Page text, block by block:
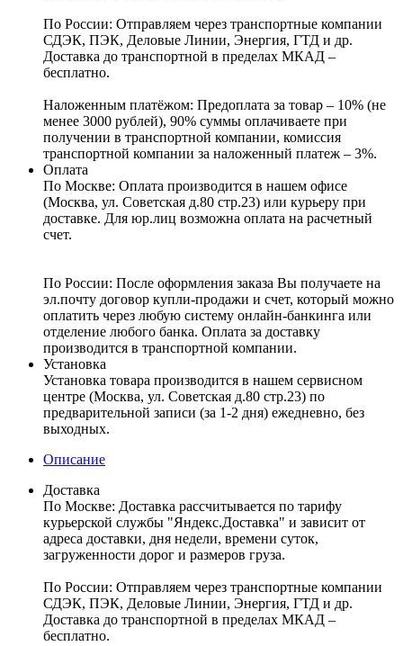
По России: Отправляем через транспортные компании
СДЭК, ПЭК, Деловые Линии, Энергия, ГТД и др.
Доставка до транспортной в пределах МКАД –
бесплатно.
Наложенным платёжом: Предоплата за товар – 10% (не
менее 3000 рублей), 90% суммы оплачиваете при
получении в транспортной компании, комиссия
транспортной компании за наложенный платеж – 3%.
Оплата
По Москве: Оплата производится в нашем офисе
(Москва, ул. Советская д.80 стр.23) или курьеру при
доставке. Для юр.лиц возможна оплата на расчетный
счет.
По России: После оформления заказа Вы получаете на
эл.почту договор купли-продажи и счет, который можно
оплатить через любую систему онлайн-банкинга или
отделение любого банка. Оплата за доставку
производится в транспортной компании.
Установка
Установка товара производится в нашем сервисном
центре (Москва, ул. Советская д.80 стр.23) по
предварительной записи (за 1-2 дня) ежедневно, без
выходных.
Описание
Доставка
По Москве: Доставка рассчитывается по тарифу
курьерской службы "Яндекс.Доставка" и зависит от
адреса доставки, дня недели, времени суток,
загруженности дорог и размеров груза.
По России: Отправляем через транспортные компании
СДЭК, ПЭК, Деловые Линии, Энергия, ГТД и др.
Доставка до транспортной в пределах МКАД –
бесплатно.